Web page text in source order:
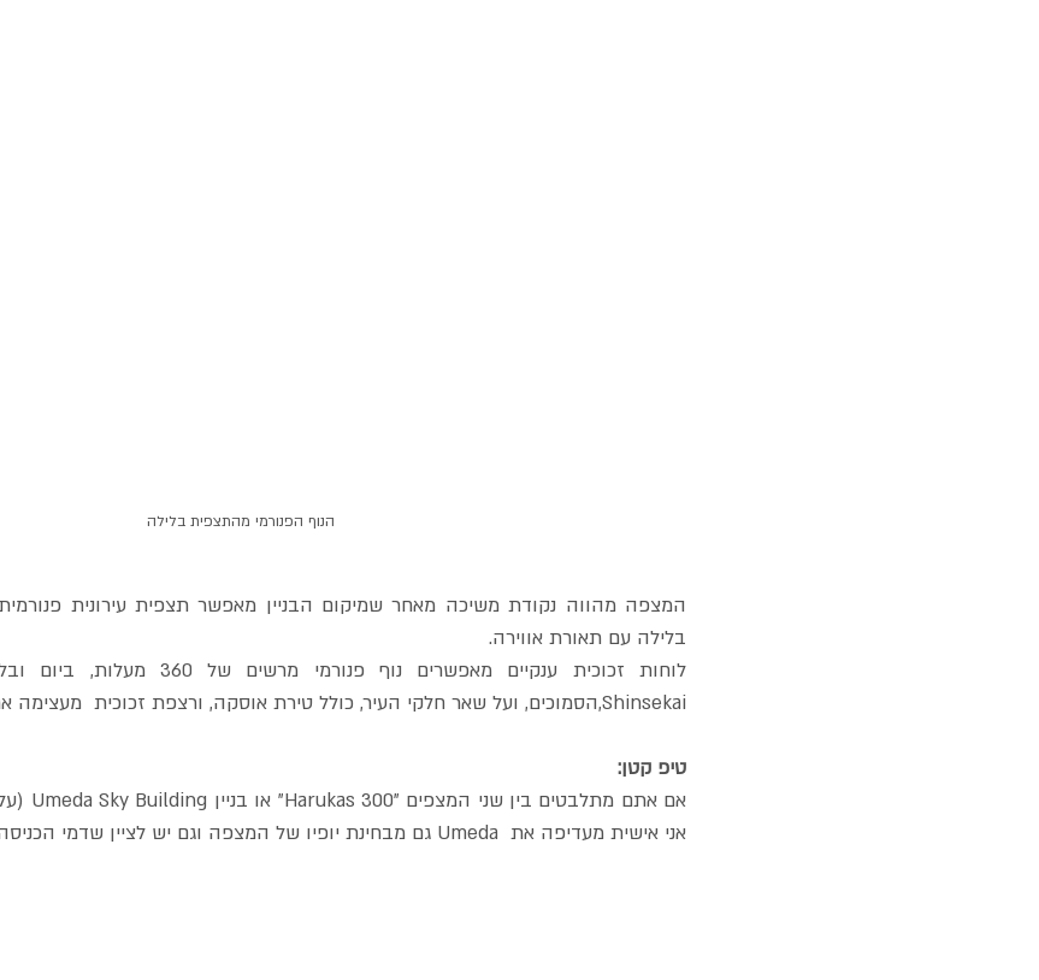
הנוף הפנורמי מהתצפית בלילה
בלילה עם תאורת אווירה.
Shinsekai,הסמוכים, ועל שאר חלקי העיר, כולל טירת אוסקה, ורצפת זכוכית  מעצימה את החוויה.
טיפ קטן:
אני אישית מעדיפה את  Umeda גם מבחינת יופיו של המצפה וגם יש לציין שדמי הכניסה בו זולים יותר.